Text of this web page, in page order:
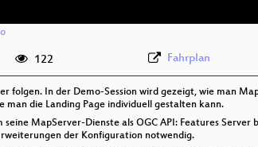
122 Fahrplan
folgen. In der Demo-Session wird gezeigt, wie man
die Landing Page individuell gestalten kann.
MapServer-Dienste als OGC API: Features Server
der Konfiguration notwendig.